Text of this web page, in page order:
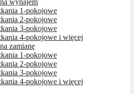
1-pokojowe
2-pokojowe
3-pokojowe
4-pokojowe i więcej
zamianę
1-pokojowe
2-pokojowe
3-pokojowe
4-pokojowe i więcej